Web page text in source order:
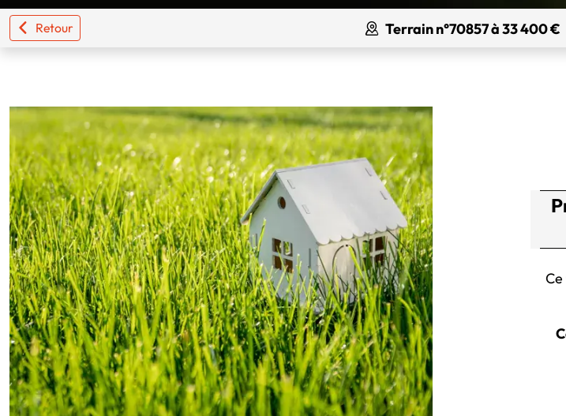
Retour Terrain n°70857 à 33 400 €
Ce